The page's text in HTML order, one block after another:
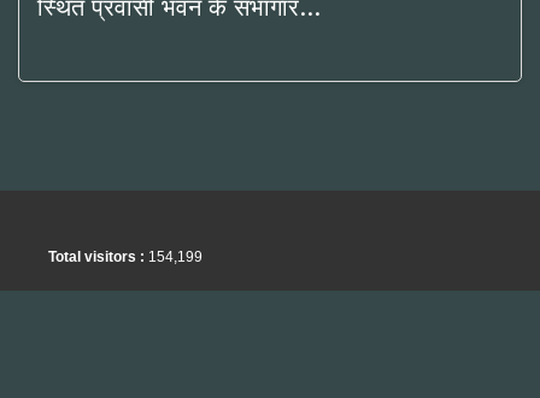
स्थित प्रवासी भवन के सभागार…
Total visitors : 154,199